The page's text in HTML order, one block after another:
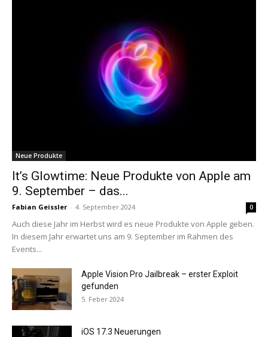
Neue Produkte
It’s Glowtime: Neue Produkte von Apple am
9. September – das...
Fabian Geissler - 4. September 2024 0
Auch diese Jahr im Herbst wird es neue Produkte von Apple geben.
In diesem Jahr erwartet uns am 9. September im Rahmen des
Events...
Apple Vision Pro Jailbreak – erster Exploit
gefunden
5. Feber 2024
iOS 17.3 Neuerungen